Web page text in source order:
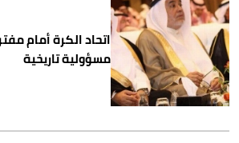
اتحاد الكرة أمام
مسؤولية تاريخية